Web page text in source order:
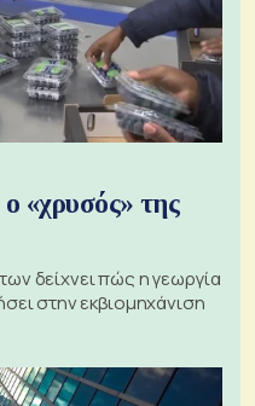
«χρυσός» της
δείχνει πώς η γεωργία
στην εκβιομηχάνιση